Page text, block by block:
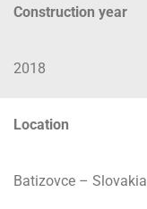
Construction year
2018
Location
Batizovce – Slovakia